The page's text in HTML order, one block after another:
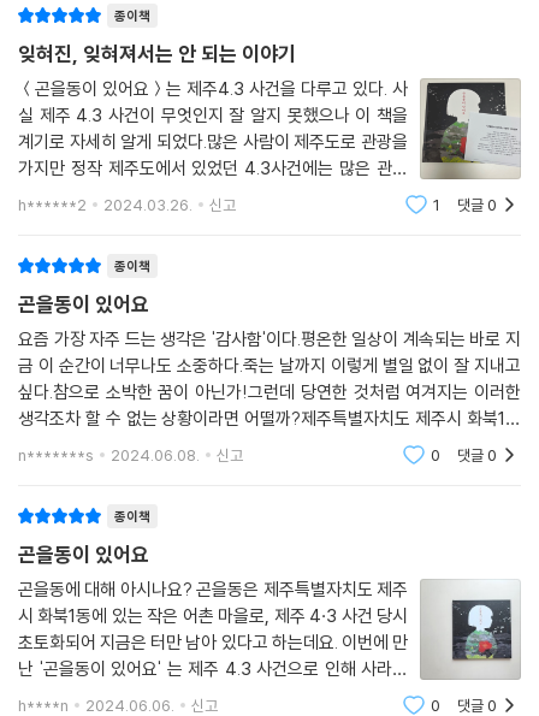
종이책
잊혀진, 잊혀져서는 안 되는 이야기
＜곤을동이 있어요＞는 제주4.3 사건을 다루고 있다. 사
실 제주 4.3 사건이 무엇인지 잘 알지 못했으나 이 책을
계기로 자세히 알게 되었다.많은 사람이 제주도로 관광을
가지만 정작 제주도에서 있었던 4.3사건에는 많은 관심
을 지니지 않는 듯하다.하지만, 제주도에는 아직 역사의
h******2 2024.03.26. 신고 1 댓글0
종이책
곤을동이 있어요
요즘 가장 자주 드는 생각은 '감사함'이다.평온한 일상이 계속되는 바로 지
금 이 순간이 너무나도 소중하다.죽는 날까지 이렇게 별일 없이 잘 지내고
싶다.참으로 소박한 꿈이 아닌가!그런데 당연한 것처럼 여겨지는 이러한
생각조차 할 수 없는 상황이라면 어떨까?제주특별자치도 제주시 화북1동
4410.여전히 주소가 남아있지만 지금은 아무도 살지 않는 동네 곤을동.그
n*******s 2024.06.08. 신고 0 댓글0
종이책
곤을동이 있어요
곤을동에 대해 아시나요? 곤을동은 제주특별자치도 제주
시 화북1동에 있는 작은 어촌 마을로, 제주 4·3 사건 당시
초토화되어 지금은 터만 남아 있다고 하는데요. 이번에 만
난 '곤을동이 있어요' 는 제주 4.3 사건으로 인해 사라진
마을, 곤을동에 대한 이야기를 담고 있는 책으로, 동백꽃
h****n 2024.06.06. 신고 0 댓글0